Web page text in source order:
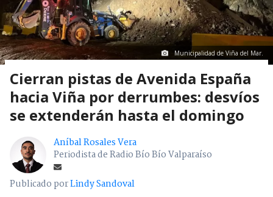
Municipalidad de Viña del Mar.
Cierran pistas de Avenida España
hacia Viña por derrumbes: desvíos
se extenderán hasta el domingo
Aníbal Rosales Vera
Periodista de Radio Bío Bío Valparaíso
Publicado porLindy Sandoval